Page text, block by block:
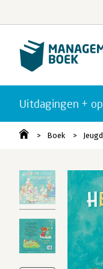
Uitdagingen +
Boek Jeugd